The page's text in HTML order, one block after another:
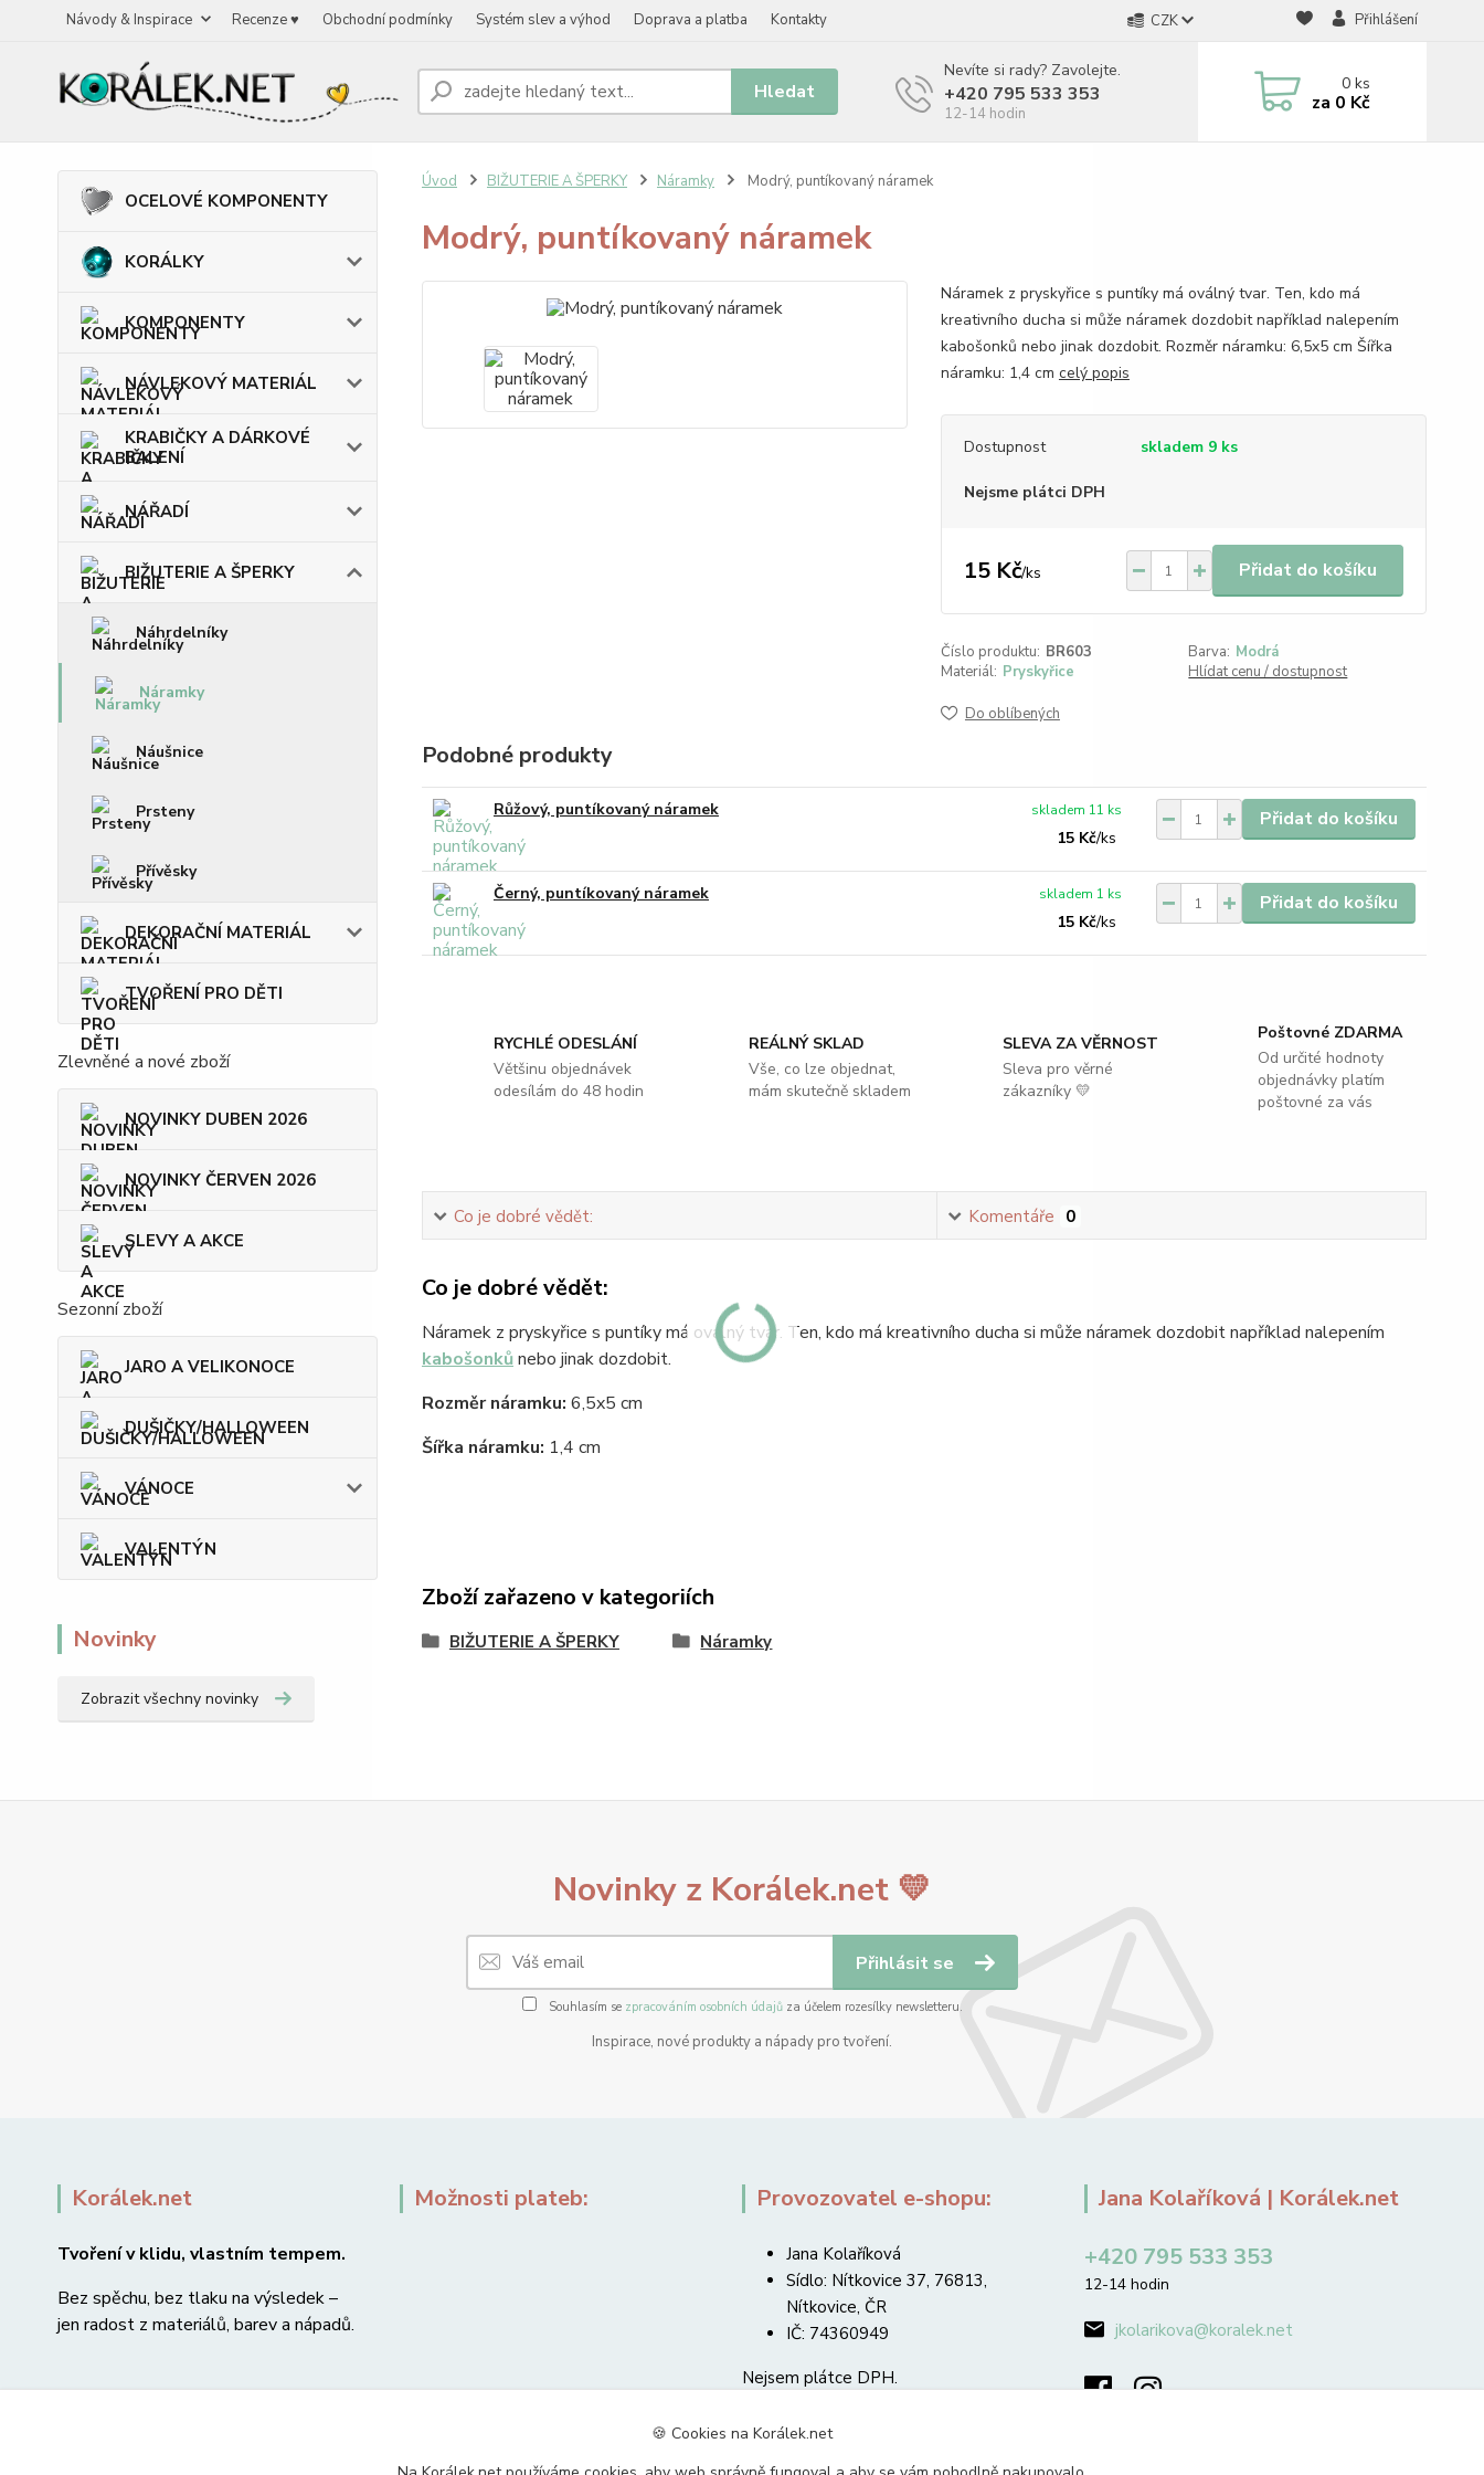
Návody & Inspirace Recenze ♥ Obchodní podmínky Systém slev a výhod Doprava a platba Kontakty CZK Přihlášení
Hledat
Nevíte si rady? Zavolejte.
+420 795 533 353
12-14 hodin
0ks
za 0 Kč
OCELOVÉ KOMPONENTY
KORÁLKY
KOMPONENTY
NÁVLEKOVÝ MATERIÁL
KRABIČKY A DÁRKOVÉ
BALENÍ
NÁŘADÍ
BIŽUTERIE A ŠPERKY
Náhrdelníky
Náramky
Náušnice
Prsteny
Přívěsky
DEKORAČNÍ MATERIÁL
TVOŘENÍ PRO DĚTI
Zlevněné a nové zboží
NOVINKY DUBEN 2026
NOVINKY ČERVEN 2026
SLEVY A AKCE
Sezonní zboží
JARO A VELIKONOCE
DUŠIČKY/HALLOWEEN
VÁNOCE
VALENTÝN
Novinky
Zobrazit všechny novinky
Úvod BIŽUTERIE A ŠPERKY Náramky Modrý, puntíkovaný náramek
Modrý, puntíkovaný náramek
Náramek z pryskyřice s puntíky má oválný tvar. Ten, kdo má
kreativního ducha si může náramek dozdobit například nalepením
kabošonků nebo jinak dozdobit. Rozměr náramku: 6,5x5 cm Šířka
náramku: 1,4 cm celý popis
Dostupnost skladem 9 ks
Nejsme plátci DPH
15 Kč/ks Přidat do košíku
Číslo produktu: BR603 Barva: Modrá
Materiál: Pryskyřice Hlídat cenu / dostupnost
Do oblíbených
Podobné produkty
Růžový, puntíkovaný náramek
15 Kč/ks
skladem 11 ks Přidat do košíku
Černý, puntíkovaný náramek
15 Kč/ks
skladem 1 ks Přidat do košíku
RYCHLÉ ODESLÁNÍ
Většinu objednávek
odesílám do 48 hodin
REÁLNÝ SKLAD
Vše, co lze objednat,
mám skutečně skladem
SLEVA ZA VĚRNOST
Sleva pro věrné
zákazníky 💛
Poštovné ZDARMA
Od určité hodnoty
objednávky platím
poštovné za vás
Co je dobré vědět: Komentáře 0
Co je dobré vědět:
Náramek z pryskyřice s puntíky má oválný tvar. Ten, kdo má kreativního ducha si může náramek dozdobit například nalepením
kabošonkůnebo jinak dozdobit.
Rozměr náramku: 6,5x5 cm
Šířka náramku: 1,4 cm
Zboží zařazeno v kategoriích
BIŽUTERIE A ŠPERKY Náramky
Novinky z Korálek.net 💛
Přihlásit se
Souhlasím se zpracováním osobních údajůza účelem rozesílky newsletteru.
Inspirace, nové produkty a nápady pro tvoření.
Korálek.net
Tvoření v klidu, vlastním tempem.
Bez spěchu, bez tlaku na výsledek –
jen radost z materiálů, barev a nápadů.
Možnosti plateb: Provozovatel e-shopu:
Jana Kolaříková
Sídlo: Nítkovice 37, 76813,
Nítkovice, ČR
IČ: 74360949
Nejsem plátce DPH.
Jana Kolaříková | Korálek.net
+420 795 533 353
12-14 hodin
jkolarikova@koralek.net
🍪 Cookies na Korálek.net